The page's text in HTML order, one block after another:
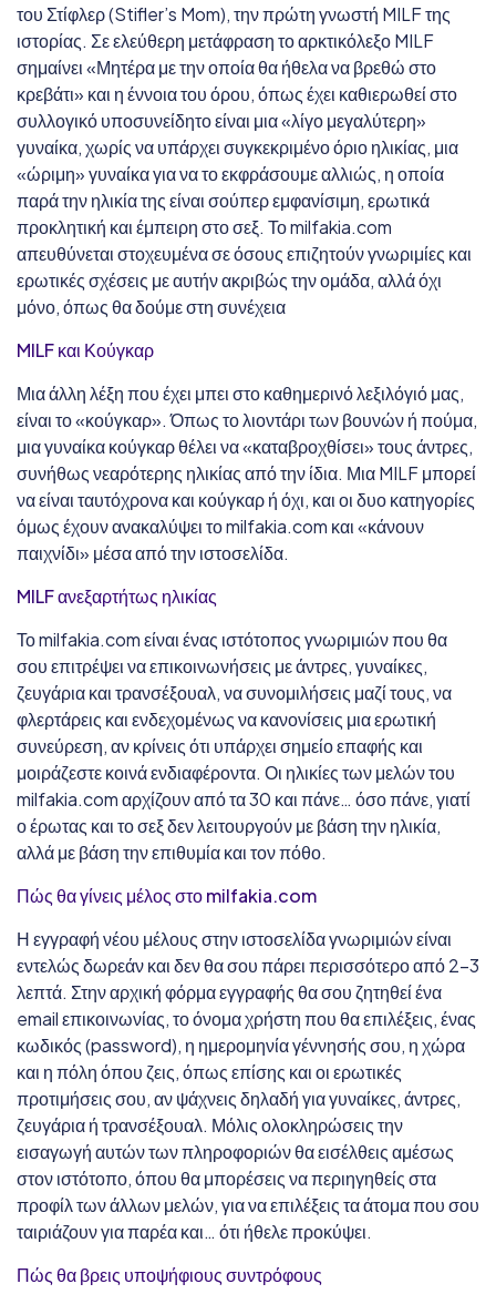
του Στίφλερ (Stifler’s Mom), την πρώτη γνωστή MILF της
ιστορίας. Σε ελεύθερη μετάφραση το αρκτικόλεξο MILF
σημαίνει «Μητέρα με την οποία θα ήθελα να βρεθώ στο
κρεβάτι» και η έννοια του όρου, όπως έχει καθιερωθεί στο
συλλογικό υποσυνείδητο είναι μια «λίγο μεγαλύτερη»
γυναίκα, χωρίς να υπάρχει συγκεκριμένο όριο ηλικίας, μια
«ώριμη» γυναίκα για να το εκφράσουμε αλλιώς, η οποία
παρά την ηλικία της είναι σούπερ εμφανίσιμη, ερωτικά
προκλητική και έμπειρη στο σεξ. Το milfakia.com
απευθύνεται στοχευμένα σε όσους επιζητούν γνωριμίες και
ερωτικές σχέσεις με αυτήν ακριβώς την ομάδα, αλλά όχι
μόνο, όπως θα δούμε στη συνέχεια
MILF και Κούγκαρ
Μια άλλη λέξη που έχει μπει στο καθημερινό λεξιλόγιό μας,
είναι το «κούγκαρ». Όπως το λιοντάρι των βουνών ή πούμα,
μια γυναίκα κούγκαρ θέλει να «καταβροχθίσει» τους άντρες,
συνήθως νεαρότερης ηλικίας από την ίδια. Μια MILF μπορεί
να είναι ταυτόχρονα και κούγκαρ ή όχι, και οι δυο κατηγορίες
όμως έχουν ανακαλύψει το milfakia.com και «κάνουν
παιχνίδι» μέσα από την ιστοσελίδα.
MILF ανεξαρτήτως ηλικίας
Το milfakia.com είναι ένας ιστότοπος γνωριμιών που θα
σου επιτρέψει να επικοινωνήσεις με άντρες, γυναίκες,
ζευγάρια και τρανσέξουαλ, να συνομιλήσεις μαζί τους, να
φλερτάρεις και ενδεχομένως να κανονίσεις μια ερωτική
συνεύρεση, αν κρίνεις ότι υπάρχει σημείο επαφής και
μοιράζεστε κοινά ενδιαφέροντα. Οι ηλικίες των μελών του
milfakia.com αρχίζουν από τα 30 και πάνε… όσο πάνε, γιατί
ο έρωτας και το σεξ δεν λειτουργούν με βάση την ηλικία,
αλλά με βάση την επιθυμία και τον πόθο.
Πώς θα γίνεις μέλος στο milfakia.com
Η εγγραφή νέου μέλους στην ιστοσελίδα γνωριμιών είναι
εντελώς δωρεάν και δεν θα σου πάρει περισσότερο από 2-3
λεπτά. Στην αρχική φόρμα εγγραφής θα σου ζητηθεί ένα
email επικοινωνίας, το όνομα χρήστη που θα επιλέξεις, ένας
κωδικός (password), η ημερομηνία γέννησής σου, η χώρα
και η πόλη όπου ζεις, όπως επίσης και οι ερωτικές
προτιμήσεις σου, αν ψάχνεις δηλαδή για γυναίκες, άντρες,
ζευγάρια ή τρανσέξουαλ. Μόλις ολοκληρώσεις την
εισαγωγή αυτών των πληροφοριών θα εισέλθεις αμέσως
στον ιστότοπο, όπου θα μπορέσεις να περιηγηθείς στα
προφίλ των άλλων μελών, για να επιλέξεις τα άτομα που σου
ταιριάζουν για παρέα και… ότι ήθελε προκύψει.
Πώς θα βρεις υποψήφιους συντρόφους